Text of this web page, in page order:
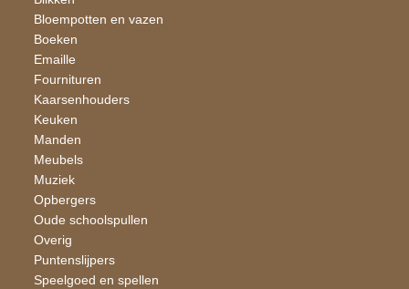
Bloempotten en vazen
Boeken
Emaille
Fournituren
Kaarsen​houders
Keuken
Manden
Meubels
Muziek
Opbergers
Oude schoolspullen
Overig
Puntenslijpers
Speelgoed en spellen